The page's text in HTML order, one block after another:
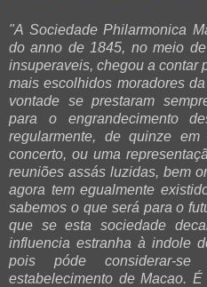
"A Sociedade Philarmonica
do anno de 1845, no meio
insuperaveis, chegou a contar
mais escolhidos moradores
vontade se prestaram
para o engrandecimento
regularmente, de quinze
concerto, ou uma
reuniões assás luzidas, bem
agora tem egualmente
sabemos o que será para o
que se esta sociedade
influencia estranha à indole
pois póde considerar-se
estabelecimento de Macao.